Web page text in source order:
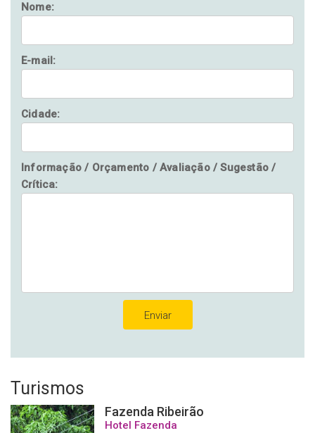
Nome:
E-mail:
Cidade:
Informação / Orçamento / Avaliação / Sugestão /
Crítica:
Turismos
Fazenda Ribeirão
Hotel Fazenda